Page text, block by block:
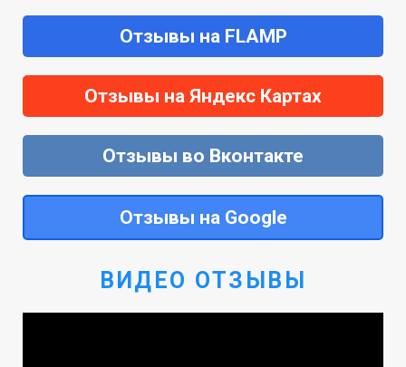
Отзывы на FLAMP
Отзывы на Яндекс Картах
Отзывы во Вконтакте
Отзывы на Google
ВИДЕО ОТЗЫВЫ